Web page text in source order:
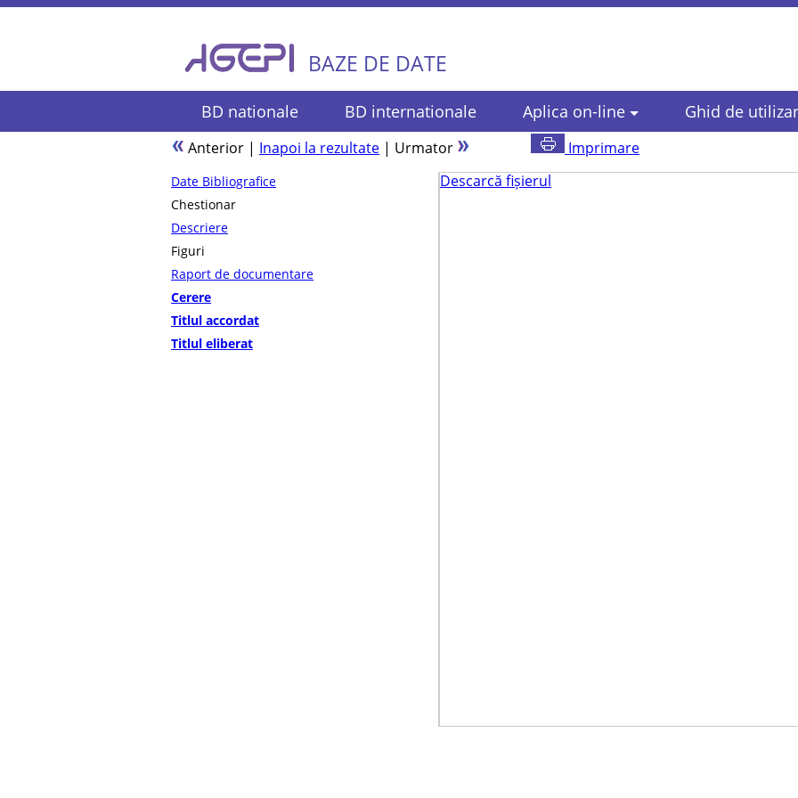
BAZE DE DATE
BD nationale BD internationale Aplica on-line Ghid de
Anterior | Inapoi la rezultate | Urmator Imprimare
Date Bibliografice
Chestionar
Descriere
Figuri
Raport de documentare
Cerere
Titlul accordat
Titlul eliberat
Descarcă fișierul